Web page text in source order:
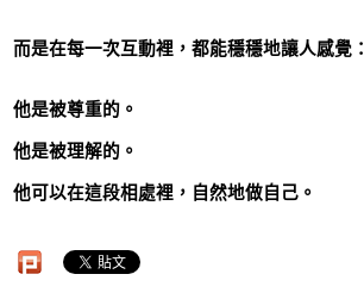
而是在每一次互動裡，都能穩穩地讓人感覺：
他是被尊重的。
他是被理解的。
他可以在這段相處裡，自然地做自己。